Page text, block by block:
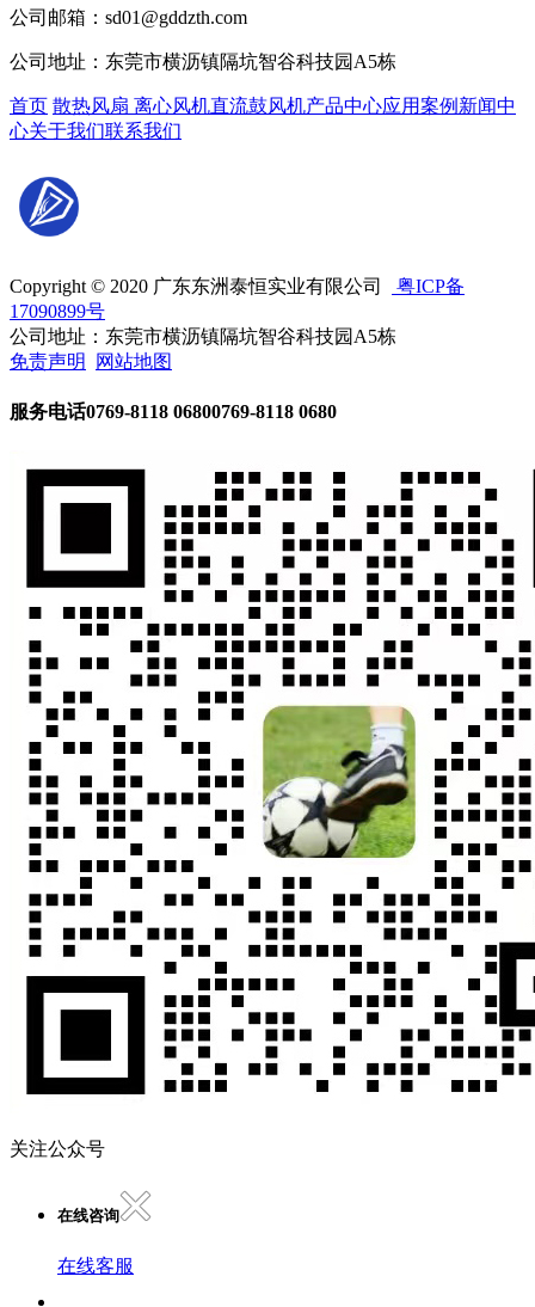
公司邮箱： sd01@gddzth.com
公司地址： 东莞市横沥镇隔坑智谷科技园A5栋
首页 散热风扇 离心风机直流鼓风机产品中心应用案例 新闻中
心关于我们联系我们
Copyright © 2020 广东东洲泰恒实业有限公司
粤ICP备
17090899号
公司地址：东莞市横沥镇隔坑智谷科技园A5栋
免责声明
网站地图
服务电话0769-8118 06800769-8118 0680
关注公众号
在线咨询
在线客服